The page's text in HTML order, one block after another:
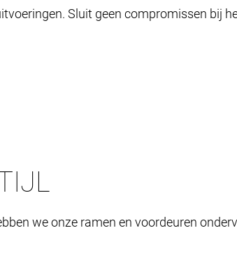
Sluit geen compromissen bij
we onze ramen en voordeuren